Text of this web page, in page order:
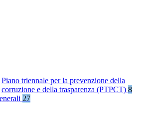
Piano triennale per la prevenzione della
corruzione e della trasparenza (PTPCT) 8
27